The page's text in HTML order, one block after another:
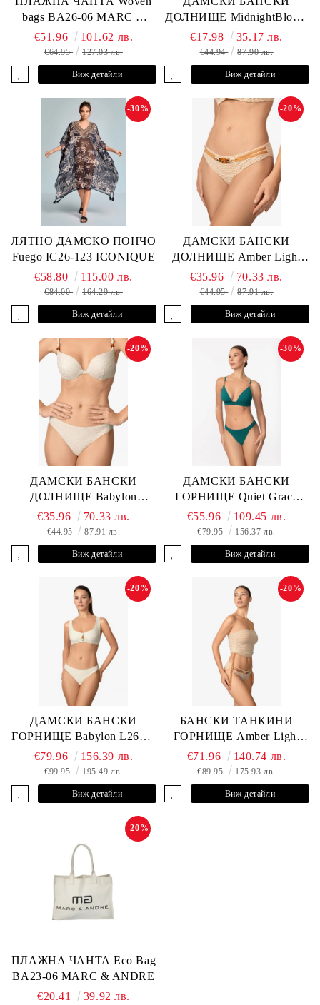
bags BA26-06 MARC &
ANDRE
€51.96 101.62 лв.
€64.95 127.03 лв.
Виж детайли
ДОЛНИЩЕ MidnightBloom
L2505-Z-MCR MARC &
ANDRE
€17.98 35.17 лв.
€44.94 87.90 лв.
Виж детайли
ЛЯТНО ДАМСКО ПОНЧО
Fuego IC26-123 ICONIQUE
-30%
€58.80 115.00 лв.
€84.00 164.29 лв.
Виж детайли
ДАМСКИ БАНСКИ
ДОЛНИЩЕ Amber Light
L2605-Z-MCB MARC &
ANDRE
-20%
€35.96 70.33 лв.
€44.95 87.91 лв.
Виж детайли
ДАМСКИ БАНСКИ
ДОЛНИЩЕ Babylon
L2613-Z-MTB MARC &
ANDRE
-20%
€35.96 70.33 лв.
€44.95 87.91 лв.
Виж детайли
ДАМСКИ БАНСКИ
ГОРНИЩЕ Quiet Grace
L2607-Y-352 MARC &
ANDRE
-30%
€55.96 109.45 лв.
€79.95 156.37 лв.
Виж детайли
ДАМСКИ БАНСКИ
ГОРНИЩЕ Babylon L2613-
YP-682 MARC & ANDRE
-20%
€79.96 156.39 лв.
€99.95 195.49 лв.
Виж детайли
БАНСКИ ТАНКИНИ
ГОРНИЩЕ Amber Light
L2605-Y-803 MARC &
ANDRE
-20%
€71.96 140.74 лв.
€89.95 175.93 лв.
Виж детайли
ПЛАЖНА ЧАНТА Eco Bag
BA23-06 MARC & ANDRE
-20%
€20.41 39.92 лв.